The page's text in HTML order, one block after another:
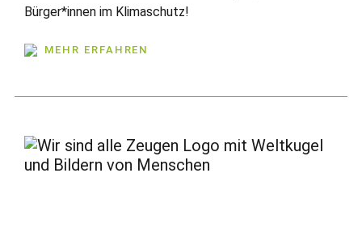
Bürger*innen im Klimaschutz!
MEHR ERFAHREN